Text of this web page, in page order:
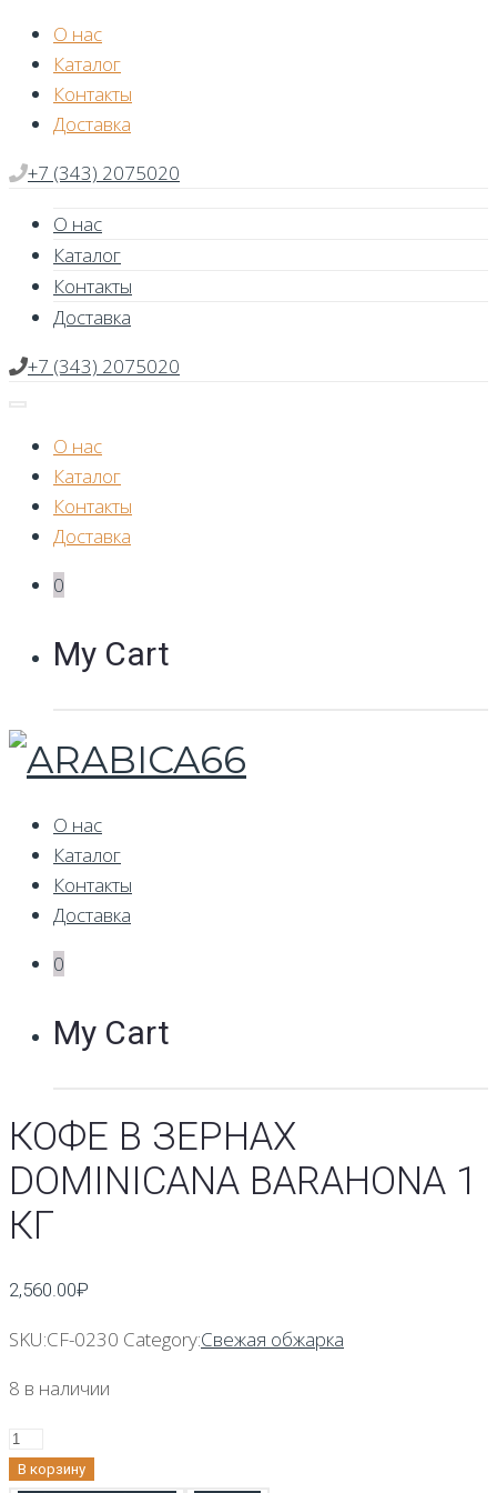
Skip
content
О нас
Каталог
Контакты
Доставка
+7 (343) 2075020
О нас
Каталог
Контакты
Доставка
+7 (343) 2075020
О нас
Каталог
Контакты
Доставка
0
My Cart
О нас
Каталог
Контакты
Доставка
0
My Cart
КОФЕ В ЗЕРНАХ
DOMINICANA BARAHONA 1
КГ
2,560.00₽
SKU:CF-0230 Category:Свежая обжарка
8 в наличии
Количество
Кофе
В корзину